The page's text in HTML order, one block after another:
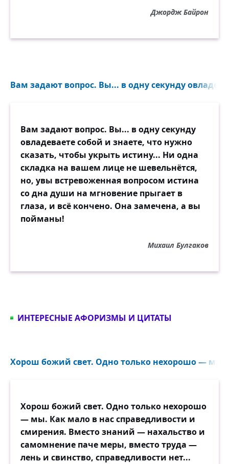
существовании погибшей её половины.
Джордж Байрон
Вам задают вопрос. Вы... в одну секунду
Вам задают вопрос. Вы... в одну секунду
овладеваете собой и знаете, что нужно
сказать, чтобы укрыть истину... Ни одна
складка на вашем лице не шевельнётся,
но, увы встревоженная вопросом истина
со дна души на мгновение прыгает в
глаза, и всё кончено. Она замечена, а вы
пойманы!
Михаил Булгаков
ИНТЕРЕСНЫЕ АФОРИЗМЫ И ЦИТАТЫ
Хорош божий свет. Одно только нехорошо — мы.
Хорош божий свет. Одно только нехорошо
— мы. Как мало в нас справедливости и
смирения. Вместо знаний — нахальство и
самомнение паче меры, вместо труда —
лень и свинство, справедливости нет...